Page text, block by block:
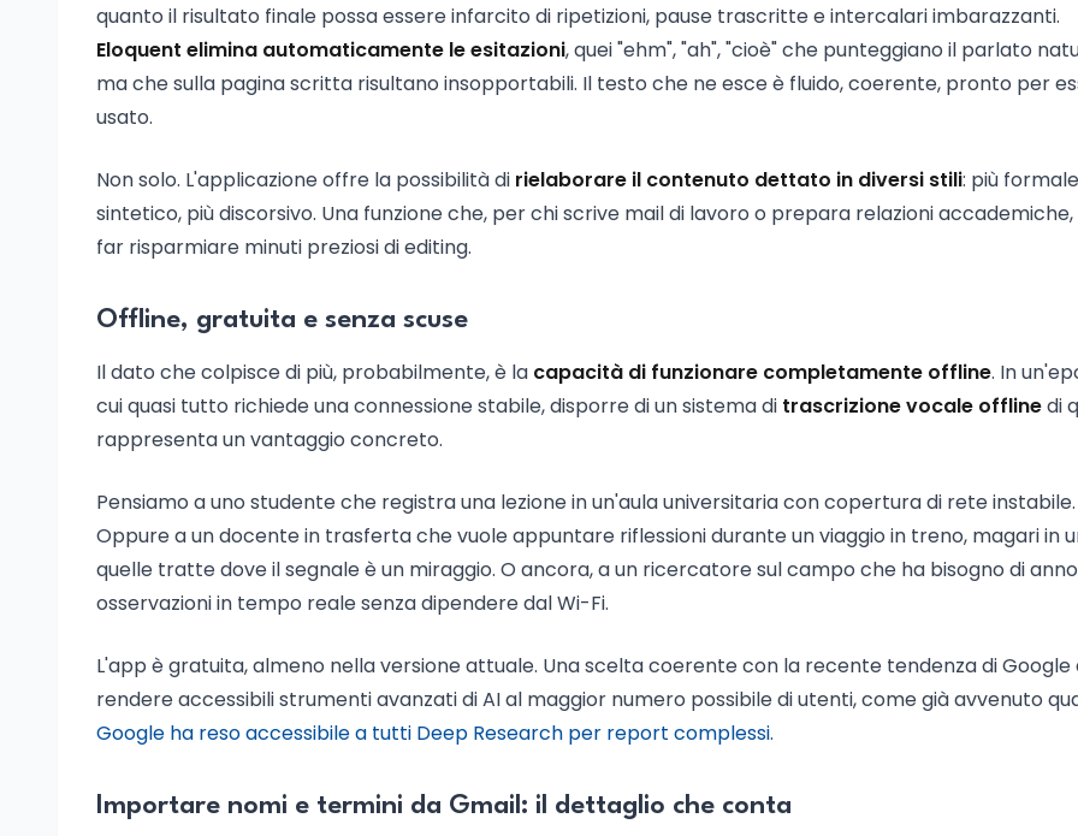
quanto il risultato finale possa essere infarcito di ripetizioni, pause trascritte e intercalari imbarazzanti.
Eloquent elimina automaticamente le esitazioni, quei "ehm", "ah", "cioè" che punteggiano il parlato
ma che sulla pagina scritta risultano insopportabili. Il testo che ne esce è fluido, coerente, pronto per
usato.
Non solo. L'applicazione offre la possibilità di rielaborare il contenuto dettato in diversi stili: più
sintetico, più discorsivo. Una funzione che, per chi scrive mail di lavoro o prepara relazioni accademiche,
far risparmiare minuti preziosi di editing.
Offline, gratuita e senza scuse
Il dato che colpisce di più, probabilmente, è la capacità di funzionare completamente offline. In
cui quasi tutto richiede una connessione stabile, disporre di un sistema di trascrizione vocale offlinedi
rappresenta un vantaggio concreto.
Pensiamo a uno studente che registra una lezione in un'aula universitaria con copertura di rete instabile.
Oppure a un docente in trasferta che vuole appuntare riflessioni durante un viaggio in treno, magari in
quelle tratte dove il segnale è un miraggio. O ancora, a un ricercatore sul campo che ha bisogno di
osservazioni in tempo reale senza dipendere dal Wi-Fi.
L'app è gratuita, almeno nella versione attuale. Una scelta coerente con la recente tendenza di Google
rendere accessibili strumenti avanzati di AI al maggior numero possibile di utenti, come già avvenuto
Google ha reso accessibile a tutti Deep Research per report complessi.
Importare nomi e termini da Gmail: il dettaglio che conta